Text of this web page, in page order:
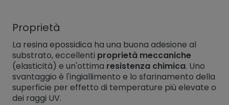
Proprietà
La resina epossidica ha una buona adesione al
substrato, eccellenti proprietà meccaniche
(elasticità) e un'ottima resistenza chimica. Uno
svantaggio è l'ingiallimento e lo sfarinamento della
superficie per effetto di temperature più elevate o
dei raggi UV.